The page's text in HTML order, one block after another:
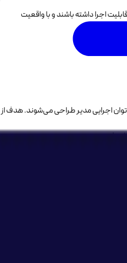
اجرا داشته باشند و با واقعیت
اجرایی مدیر طراحی می‌شوند. هدف از
یابد.
این چارچوب باعث می‌شود فرآیند